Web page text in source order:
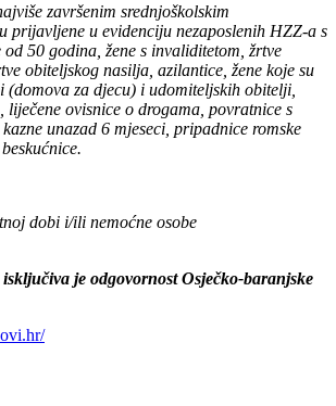
završenim srednjoškolskim
prijavljene u evidenciju nezaposlenih HZZ-a s
50 godina, žene s invaliditetom, žrtve
obiteljskog nasilja, azilantice, žene koje su
(domova za djecu) i udomiteljskih obitelji,
liječene ovisnice o drogama, povratnice s
unazad 6 mjeseci, pripadnice romske
dobi i/ili nemoćne osobe
je odgovornost Osječko-baranjske